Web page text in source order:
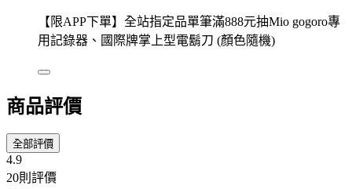
【限APP下單】全站指定品單筆滿888元抽Mio gogoro專
用記錄器、國際牌掌上型電鬍刀 (顏色隨機)
商品評價
全部評價
4.9
20則評價